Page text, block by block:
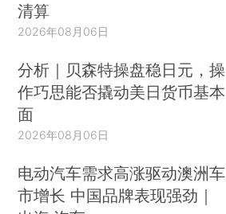
清算
2026年08月06日
分析｜贝森特操盘稳日元，操
作巧思能否撬动美日货币基本
面
2026年08月06日
电动汽车需求高涨驱动澳洲车
市增长 中国品牌表现强劲｜